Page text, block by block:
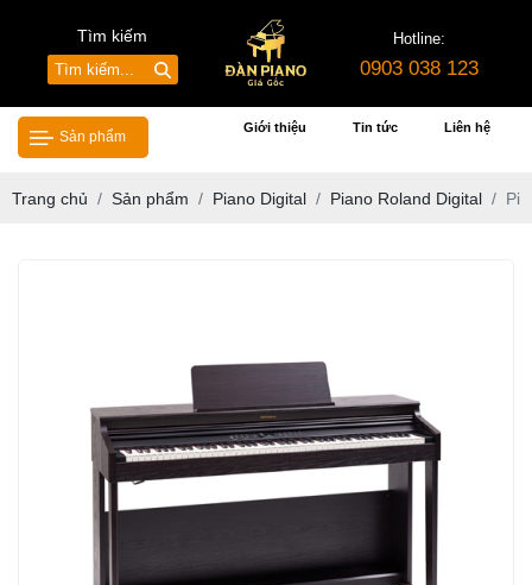
Tìm kiếm Hotline:
0903 038 123
Sản phẩm
Giới thiệu Tin tức Liên hệ
Trang chủ Sản phẩm Piano Digital Piano Roland Digital